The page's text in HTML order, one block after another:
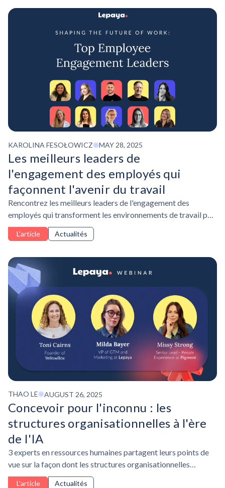
KAROLINA FESOŁOWICZ MAY 28, 2025
Les meilleurs leaders de
l'engagement des employés qui
façonnent l'avenir du travail
Rencontrez les meilleurs leaders de l'engagement des
employés qui transforment les environnements de travail par
la culture, la connexion et l'apprentissage axé sur un objectif.
L'article Actualités
THAO LE AUGUST 26, 2025
Concevoir pour l'inconnu : les
structures organisationnelles à l'ère
de l'IA
3 experts en ressources humaines partagent leurs points de
vue sur la façon dont les structures organisationnelles
évoluent sous l'influence de l'IA.
L'article Actualités